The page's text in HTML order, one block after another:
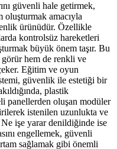
güvenli hale getirmek,
oluşturmak amacıyla
ürünüdür. Özellikle
kontrolsüz hareketleri
büyük önem taşır. Bu
hem de renkli ve
Eğitim ve oyun
güvenlik ile estetiği bir
plastik
panellerden oluşan modüler
istenilen uzunlukta ve
Ne işe yarar denildiğinde ise
engellemek, güvenli
sağlamak gibi önemli